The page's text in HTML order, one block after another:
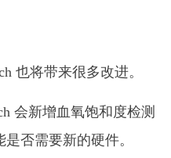
也将带来很多改进。
会新增血氧饱和度检测
否需要新的硬件。